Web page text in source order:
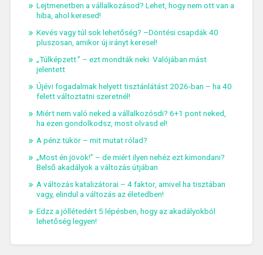
Lejtmenetben a vállalkozásod? Lehet, hogy nem ott van a
hiba, ahol keresed!
Kevés vagy túl sok lehetőség? –Döntési csapdák 40
pluszosan, amikor új irányt keresel!
„Túlképzett.” – ezt mondták neki. Valójában mást
jelentett
Újévi fogadalmak helyett tisztánlátást 2026-ban – ha 40
felett változtatni szeretnél!
Miért nem való neked a vállalkozósdi? 6+1 pont neked,
ha ezen gondolkodsz, most olvasd el!
A pénz tükör – mit mutat rólad?
„Most én jövök!” – de miért ilyen nehéz ezt kimondani?
Belső akadályok a változás útjában
A változás katalizátorai – 4 faktor, amivel ha tisztában
vagy, elindul a változás az életedben!
Edzz a jóllétedért 5 lépésben, hogy az akadályokból
lehetőség legyen!